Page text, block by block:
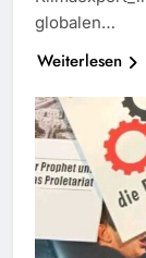
globalen…
Weiterlesen